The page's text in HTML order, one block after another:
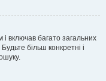
включав багато загальних
більш конкретні і